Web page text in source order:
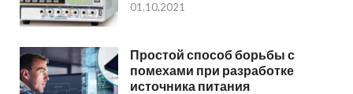
01.10.2021
Простой способ борьбы с
помехами при разработке
источника питания